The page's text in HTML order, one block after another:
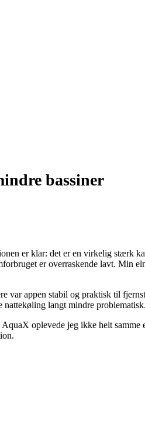
bassiner
er klar: det er en virkelig stærk
er overraskende lavt. Min
appen stabil og praktisk til
langt mindre problematisk.
oplevede jeg ikke helt